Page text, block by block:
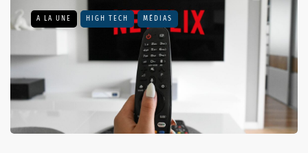
A LA UNE HIGH TECH MÉDIAS